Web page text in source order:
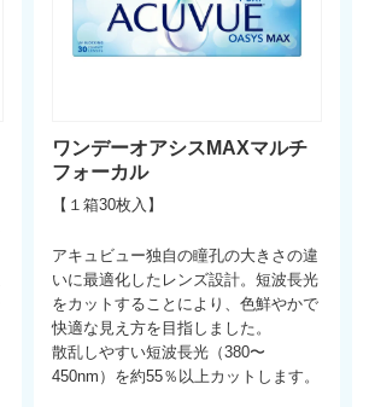
ワンデーオアシスMAXマルチ
フォーカル
【１箱30枚入】
アキュビュー独自の瞳孔の大きさの違
いに最適化したレンズ設計。短波長光
をカットすることにより、色鮮やかで
快適な見え方を目指しました。
散乱しやすい短波長光（380〜
450nm）を約55％以上カットします。